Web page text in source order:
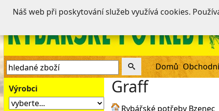
Domů
Výrobci Graff
Rybářské potřeby Bzenec
Náš web při poskytování služeb využívá cookies.